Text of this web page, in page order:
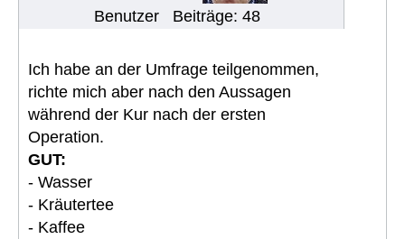
Benutzer Beiträge: 48
Ich habe an der Umfrage teilgenommen,
richte mich aber nach den Aussagen
während der Kur nach der ersten
Operation.
GUT:
- Wasser
- Kräutertee
- Kaffee